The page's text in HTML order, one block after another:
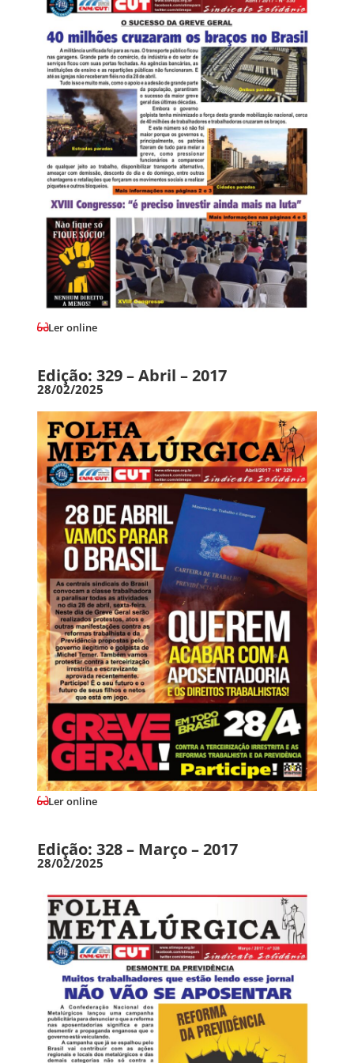
Ler online
Edição: 329 – Abril – 2017
28/02/2025
Ler online
Edição: 328 – Março – 2017
28/02/2025